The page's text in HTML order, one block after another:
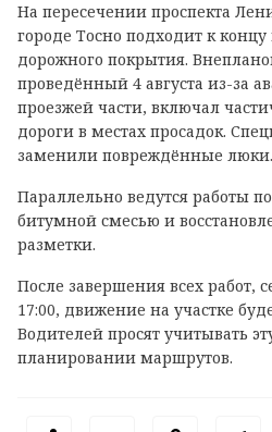
На пересечении проспекта
городе Тосно подходит к концу
дорожного покрытия.
проведённый 4 августа из-за
проезжей части, включал
дороги в местах просадок.
заменили повреждённые люки.
Параллельно ведутся работы
битумной смесью и
разметки.
После завершения всех работ,
17:00, движение на участке
Водителей просят учитывать
планировании маршрутов.